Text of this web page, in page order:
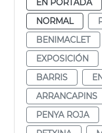
NORMAL
BENIMACLET
EXPOSICIÓN
BARRIS
ARRANCAPINS
PENYA ROJA